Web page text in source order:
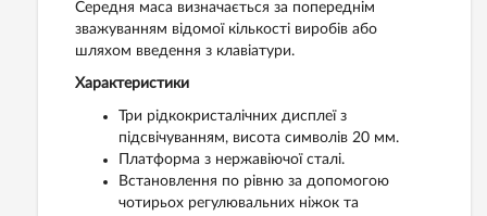
Середня маса визначається за попереднім
зважуванням відомої кількості виробів або
шляхом введення з клавіатури.
Характеристики
Три рідкокристалічних дисплеї з
підсвічуванням, висота символів 20 мм.
Платформа з нержавіючої сталі.
Встановлення по рівню за допомогою
чотирьох регулювальних ніжок та